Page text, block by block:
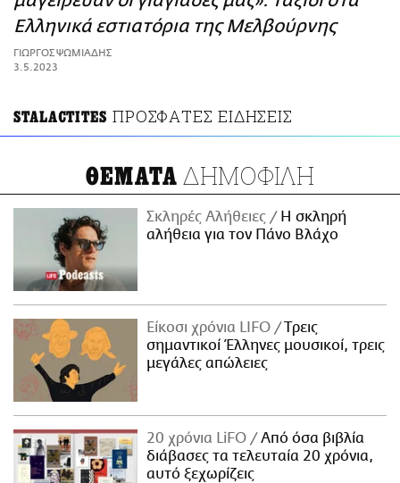
ΑΜΠΑ
PRINT
Ελληνικά εστιατόρια της Μελβούρνης
ΓΙΩΡΓΟΣ ΨΩΜΙΑΔΗΣ
3.5.2023
STALACTITES ΠΡΟΣΦΑΤΕΣ ΕΙΔΗΣΕΙΣ
ΘΕΜΑΤΑ ΔΗΜΟΦΙΛΗ
Σκληρές Αλήθειες
H σκληρή
αλήθεια για τον Πάνο Βλάχο
Είκοσι χρόνια LIFO
Tρεις
σημαντικοί Έλληνες μουσικοί, τρεις
μεγάλες απώλειες
20 χρόνια LiFO
Από όσα βιβλία
διάβασες τα τελευταία 20 χρόνια,
αυτό ξεχωρίζεις